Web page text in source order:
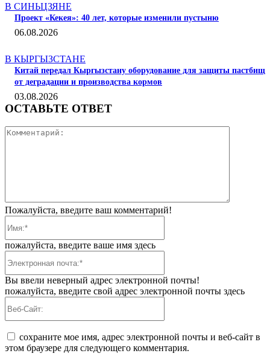
В СИНЬЦЗЯНЕ
Проект «Кекея»: 40 лет, которые изменили пустыню
06.08.2026
В КЫРГЫЗСТАНЕ
Китай передал Кыргызстану оборудование для защиты пастбищ
от деградации и производства кормов
03.08.2026
ОСТАВЬТЕ ОТВЕТ
Пожалуйста, введите ваш комментарий!
пожалуйста, введите ваше имя здесь
Вы ввели неверный адрес электронной почты!
пожалуйста, введите свой адрес электронной почты здесь
сохраните мое имя, адрес электронной почты и веб-сайт в
этом браузере для следующего комментария.